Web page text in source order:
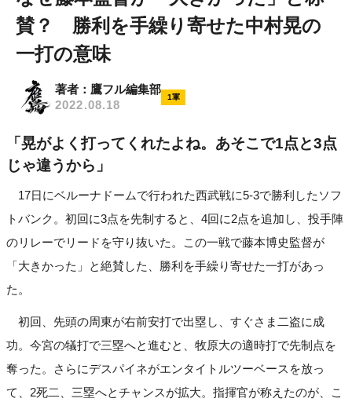
賛？ 勝利を手繰り寄せた中村晃の
一打の意味
著者：鷹フル編集部
2022.08.18
1軍
「晃がよく打ってくれたよね。あそこで1点と3点
じゃ違うから」
17日にベルーナドームで行われた西武戦に5-3で勝利したソフ
トバンク。初回に3点を先制すると、4回に2点を追加し、投手陣
のリレーでリードを守り抜いた。この一戦で藤本博史監督が
「大きかった」と絶賛した、勝利を手繰り寄せた一打があっ
た。
初回、先頭の周東が右前安打で出塁し、すぐさま二盗に成
功。今宮の犠打で三塁へと進むと、牧原大の適時打で先制点を
奪った。さらにデスパイネがエンタイトルツーベースを放っ
て、2死二、三塁へとチャンスが拡大。指揮官が称えたのが、こ